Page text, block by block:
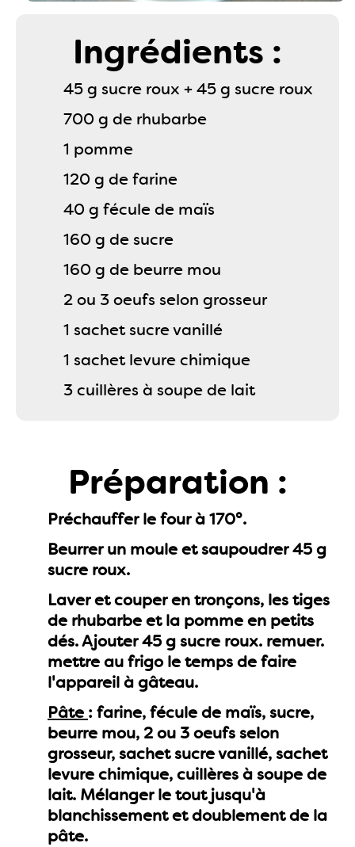
Ingrédients :
45 g sucre roux + 45 g sucre roux
700 g de rhubarbe
1 pomme
120 g de farine
40 g fécule de maïs
160 g de sucre
160 g de beurre mou
2 ou 3 oeufs selon grosseur
1 sachet sucre vanillé
1 sachet levure chimique
3 cuillères à soupe de lait
Préparation :
Préchauffer le four à 170°.
Beurrer un moule et saupoudrer 45 g
sucre roux.
Laver et couper en tronçons, les tiges
de rhubarbe et la pomme en petits
dés. Ajouter 45 g sucre roux. remuer.
mettre au frigo le temps de faire
l'appareil à gâteau.
Pâte : farine, fécule de maïs, sucre,
beurre mou, 2 ou 3 oeufs selon
grosseur, sachet sucre vanillé, sachet
levure chimique, cuillères à soupe de
lait. Mélanger le tout jusqu'à
blanchissement et doublement de la
pâte.